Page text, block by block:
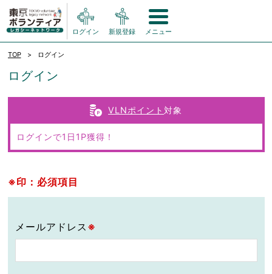
ログイン 新規登録 メニュー
TOP ログイン
ログイン
VLNポイント 対象
ログインで1日1P獲得！
※印：必須項目
メールアドレス ※